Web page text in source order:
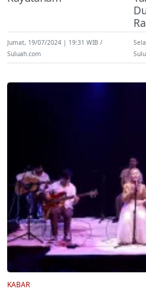
Jumat, 19/07/2024 | 19:31 WIB
Suluah.com
KABAR